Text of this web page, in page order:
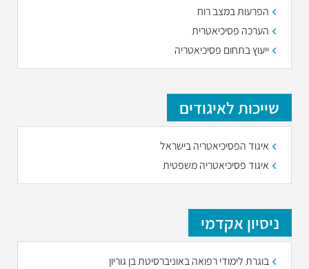
הפרעות במצב רוח
הערכה פסיכיאטרית
ייעוץ בתחום פסיכיאטריה
שייכות לאיגודים
איגוד הפסיכיאטריה בישראל
איגוד פסיכיאטריה משפטית
ניסיון אקדמי
בוגרת לימודי רפואה באוניברסיטת בן גוריון